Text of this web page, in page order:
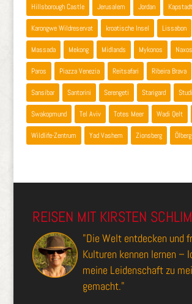
Hillsborough Castle Jerusalem Jordan Kapstadt
Karongwe Wildreservat kroatische Insel Lissabon
Massada Mekong Midlands Mykonos Naxos
Paros Piazza Venezia Reitsafari Ribeira Brava
Sansibar Santorini Serengeti Starigard
Swakopmund Tel Aviv Totes Meer Wadi Qelt
Wildlife-Zentrum Yad Vashem Zionsberg Ölberg
REISEN MIT KIRSTEN
"Die Welt entdecken und
Kulturen kennen lernen –
meine Leidenschaft zu
gemacht."